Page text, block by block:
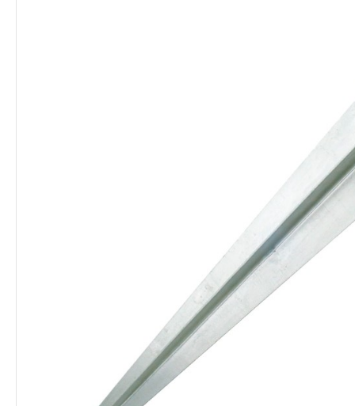
Kostenlos